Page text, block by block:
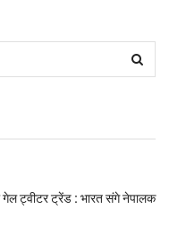
गेल ट्वीटर ट्रेंड : भारत संगे नेपालक